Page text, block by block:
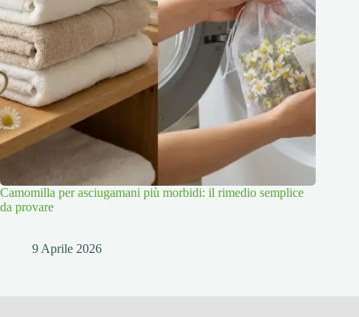
Camomilla per asciugamani più morbidi: il rimedio semplice
da provare
9 Aprile 2026